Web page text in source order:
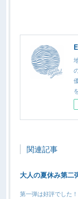
関連記事
大人の夏休み第二
第一弾は好評でした